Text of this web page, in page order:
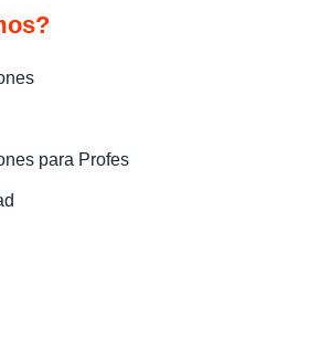
para Profes